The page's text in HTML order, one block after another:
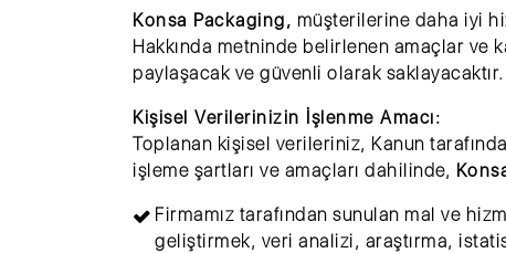
Konsa Packaging, müşterilerine daha iyi
Hakkında metninde belirlenen amaçlar ve
paylaşacak ve güvenli olarak saklayacaktır.
Kişisel Verilerinizin İşlenme Amacı:
Toplanan kişisel verileriniz, Kanun
işleme şartları ve amaçları dahilinde,
Firmamız tarafından sunulan mal ve
geliştirmek, veri analizi, araştırma,